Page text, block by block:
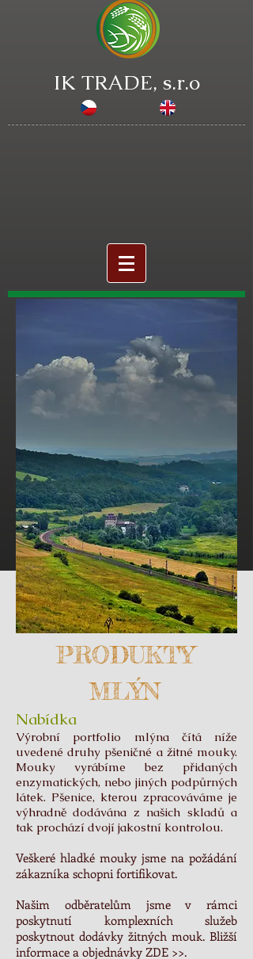
IK TRADE, s.r.o
PRODUKTY
MLÝN
Nabídka
Výrobní portfolio mlýna čítá níže
uvedené druhy pšeničné a žitné mouky.
Mouky vyrábíme bez přidaných
enzymatických, nebo jiných podpůrných
látek. Pšenice, kterou zpracováváme je
výhradně dodávána z našich skladů a
tak prochází dvojí jakostní kontrolou.
Veškeré hladké mouky jsme na požádání
zákazníka schopni fortifikovat.
Našim odběratelům jsme v rámci
poskytnutí komplexních služeb
poskytnout dodávky žitných mouk. Bližší
informace a objednávky ZDE >>.